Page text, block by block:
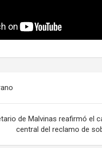
de Malvinas reafirmó el
central del reclamo de